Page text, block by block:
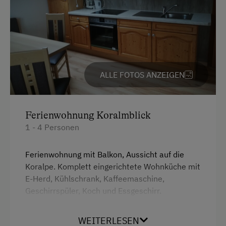
Bauernstube
Butter rühren
Familienanschluss
Garten/Wiese
Hausgarten
Mithilfe am Hof
Stallbekleidung
Traktorfahrten
ALLE FOTOS ANZEIGEN
Ferienwohnung Koralmblick
1 - 4 Personen
Ferienwohnung mit Balkon, Aussicht auf die
Koralpe. Komplett eingerichtete Wohnküche mit
E-Herd, Kühlschrank, Kaffeemaschine,
Geschirrspüler, Koch und Essgeschirr.
Wohnlandschaft mit integriertem Doppelbett
WEITERLESEN